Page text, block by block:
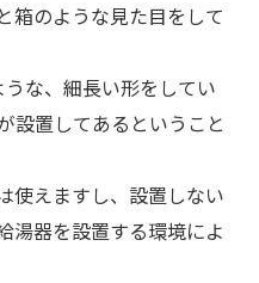
箱のような見た目をして
な、細長い形をしてい
設置してあるということ
使えますし、設置しない
湯器を設置する環境によ